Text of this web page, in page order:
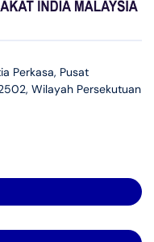
Perkasa, Pusat
Wilayah Persekutuan